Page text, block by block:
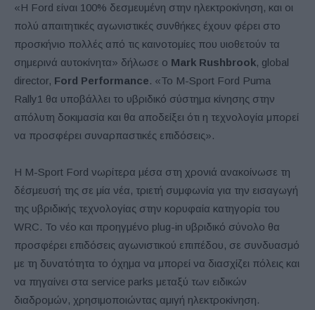
«Η Ford είναι 100% δεσμευμένη στην ηλεκτροκίνηση, και οι
πολύ απαιτητικές αγωνιστικές συνθήκες έχουν φέρει στο
προσκήνιο πολλές από τις καινοτομίες που υιοθετούν τα
σημερινά αυτοκίνητα» δήλωσε ο Mark Rushbrook, global
director, Ford Performance. «Το M-Sport Ford Puma
Rally1 θα υποβάλλει το υβριδικό σύστημα κίνησης στην
απόλυτη δοκιμασία και θα αποδείξει ότι η τεχνολογία μπορεί
να προσφέρει συναρπαστικές επιδόσεις».
Η M-Sport Ford νωρίτερα μέσα στη χρονιά ανακοίνωσε τη
δέσμευσή της σε μία νέα, τριετή συμφωνία για την εισαγωγή
της υβριδικής τεχνολογίας στην κορυφαία κατηγορία του
WRC. Το νέο και προηγμένο plug-in υβριδικό σύνολο θα
προσφέρει επιδόσεις αγωνιστικού επιπέδου, σε συνδυασμό
με τη δυνατότητα το όχημα να μπορεί να διασχίζει πόλεις και
να πηγαίνει στα service parks μεταξύ των ειδικών
διαδρομών, χρησιμοποιώντας αμιγή ηλεκτροκίνηση.